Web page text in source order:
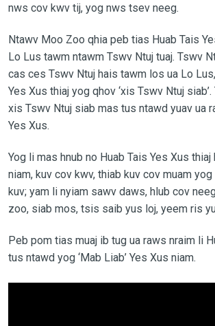
nws cov kwv tij, yog nws tsev neeg.
Ntawv Moo Zoo qhia peb tias Huab Tais
Lo Lus tawm ntawm Tswv Ntuj tuaj. Tswv
cas ces Tswv Ntuj hais tawm los ua Lo
Yes Xus thiaj yog qhov ‘xis Tswv Ntuj
xis Tswv Ntuj siab mas tus ntawd yuav ua
Yes Xus.
Yog li mas hnub no Huab Tais Yes Xus thiaj
niam, kuv cov kwv, thiab kuv cov muam
kuv; yam li nyiam sawv daws, hlub cov
zoo, siab mos, tsis saib yus loj, yeem ris
Peb pom tias muaj ib tug ua raws nraim li
tus ntawd yog ‘Mab Liab’ Yes Xus niam.